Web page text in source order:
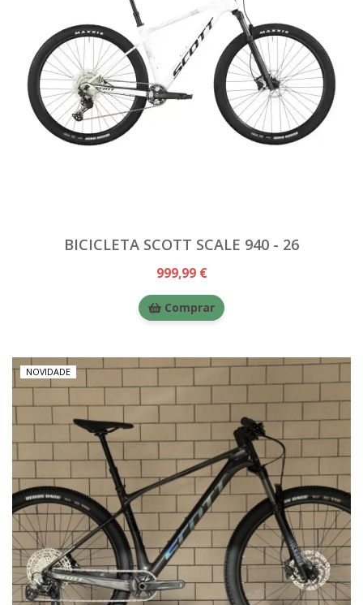
BICICLETA SCOTT SCALE 940 - 26
999,99 €
Comprar
NOVIDADE